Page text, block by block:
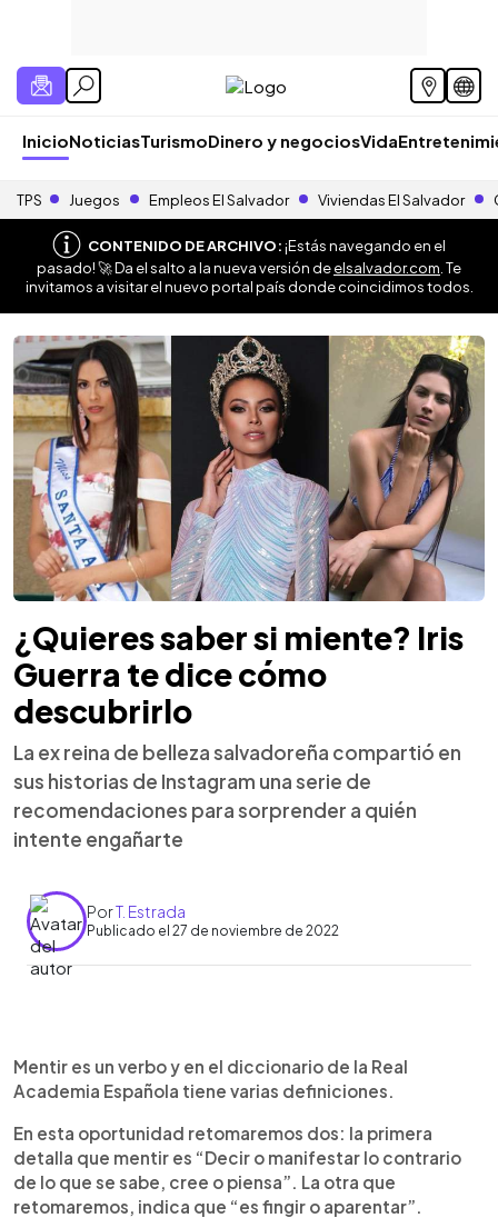
InicioNoticiasTurismoDinero y negociosVida
TPS Juegos Empleos El Salvador Viviendas El Salvador
CONTENIDO DE ARCHIVO:¡Estás navegando en el
pasado! 🚀 Da el salto a la nueva versión deelsalvador.com . Te
invitamos a visitar el nuevo portal país donde coincidimos todos.
¿Quieres saber si miente? Iris
Guerra te dice cómo
descubrirlo
La ex reina de belleza salvadoreña compartió en
sus historias de Instagram una serie de
recomendaciones para sorprender a quién
intente engañarte
PorT. Estrada
Publicado el 27 de noviembre de 2022
Escuchar artículo
Mentir es un verbo y en el diccionario de la Real
Academia Española tiene varias definiciones.
En esta oportunidad retomaremos dos: la primera
detalla que mentir es “Decir o manifestar lo contrario
de lo que se sabe, cree o piensa”. La otra que
retomaremos, indica que “es fingir o aparentar”.